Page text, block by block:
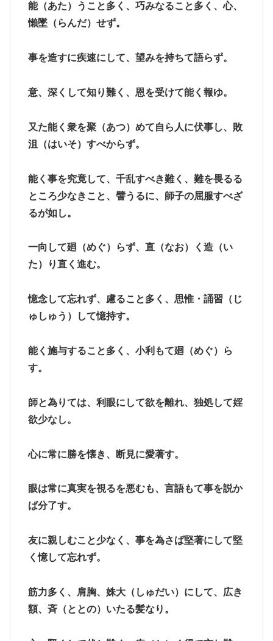
能（あた）うこと多く、巧みなること多く、心、
懶墜（らんだ）せず。
事を造すに疾速にして、望みを持ちて語らず。
意、深くして知り難く、恩を受けて能く報ゆ。
又た能く衆を聚（あつ）めて自ら人に伏事し、敗
沮（はいそ）すべからず。
能く事を究竟して、千乱すべき難く、難を畏るる
ところ少なきこと、譬うるに、師子の屈服すべざ
るが如し。
一向して廻（めぐ）らず、直（なお）く造（い
た）り直く進む。
憶念して忘れず、慮ること多く、思惟・誦習（じ
ゅしゅう）して憶持す。
能く施与すること多く、小利もて廻（めぐ）ら
す。
師と為りては、利眼にして欲を離れ、独処して婬
欲少なし。
心に常に勝を懐き、断見に愛著す。
眼は常に真実を視るを悪むも、言語もて事を説か
ば分了す。
友に親しむこと少なく、事を為さば堅著にして堅
く憶して忘れず。
筋力多く、肩胸、姝大（しゅだい）にして、広き
額、斉（ととの）いたる髪なり。